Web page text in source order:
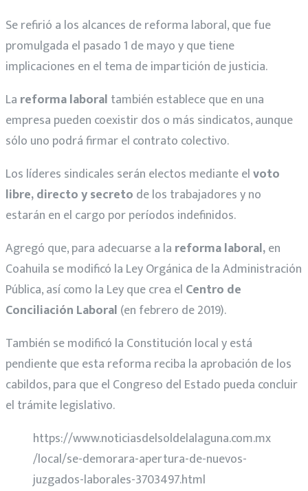
Se refirió a los alcances de reforma laboral, que fue
promulgada el pasado 1 de mayo y que tiene
implicaciones en el tema de impartición de justicia.
La reforma laboral también establece que en una
empresa pueden coexistir dos o más sindicatos, aunque
sólo uno podrá firmar el contrato colectivo.
Los líderes sindicales serán electos mediante elvoto
libre, directo y secreto de los trabajadores y no
estarán en el cargo por períodos indefinidos.
Agregó que, para adecuarse a la reforma laboral,en
Coahuila se modificó la Ley Orgánica de la Administración
Pública, así como la Ley que crea el Centro de
Conciliación Laboral (en febrero de 2019).
También se modificó la Constitución local y está
pendiente que esta reforma reciba la aprobación de los
cabildos, para que el Congreso del Estado pueda concluir
el trámite legislativo.
https://www.noticiasdelsoldelalaguna.com.mx
/local/se-demorara-apertura-de-nuevos-
juzgados-laborales-3703497.html